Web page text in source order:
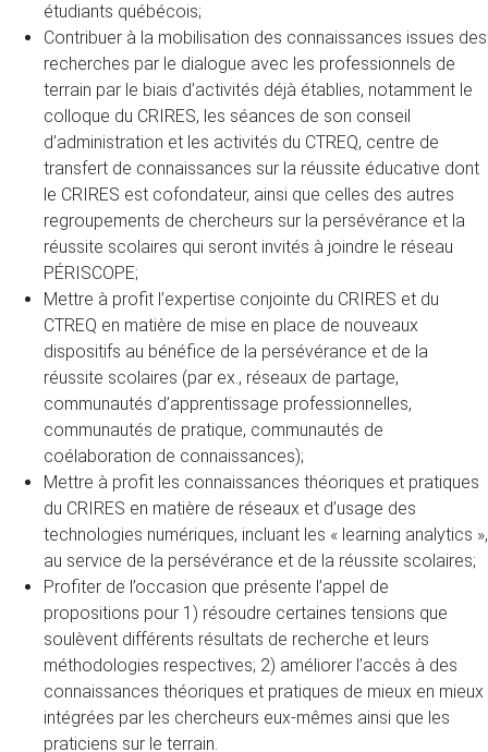
étudiants québécois;
Contribuer à la mobilisation des connaissances issues des
recherches par le dialogue avec les professionnels de
terrain par le biais d’activités déjà établies, notamment le
colloque du CRIRES, les séances de son conseil
d’administration et les activités du CTREQ, centre de
transfert de connaissances sur la réussite éducative dont
le CRIRES est cofondateur, ainsi que celles des autres
regroupements de chercheurs sur la persévérance et la
réussite scolaires qui seront invités à joindre le réseau
PÉRISCOPE;
Mettre à profit l’expertise conjointe du CRIRES et du
CTREQ en matière de mise en place de nouveaux
dispositifs au bénéfice de la persévérance et de la
réussite scolaires (par ex., réseaux de partage,
communautés d’apprentissage professionnelles,
communautés de pratique, communautés de
coélaboration de connaissances);
Mettre à profit les connaissances théoriques et pratiques
du CRIRES en matière de réseaux et d’usage des
technologies numériques, incluant les « learning analytics »,
au service de la persévérance et de la réussite scolaires;
Profiter de l’occasion que présente l’appel de
propositions pour 1) résoudre certaines tensions que
soulèvent différents résultats de recherche et leurs
méthodologies respectives; 2) améliorer l’accès à des
connaissances théoriques et pratiques de mieux en mieux
intégrées par les chercheurs eux-mêmes ainsi que les
praticiens sur le terrain.